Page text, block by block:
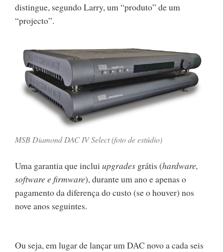
distingue, segundo Larry, um “produto” de um
“projecto”.
MSB Diamond DAC IV Select (foto de estúdio)
Uma garantia que incluiupgrades grátis (hardware,
software e firmware), durante um ano e apenas o
pagamento da diferença do custo (se o houver) nos
nove anos seguintes.
Ou seja, em lugar de lançar um DAC novo a cada seis